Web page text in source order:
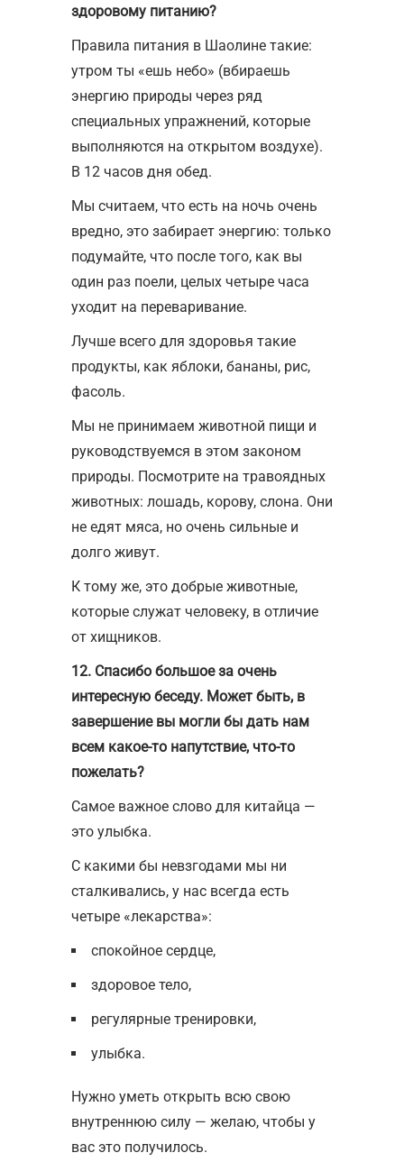
здоровому питанию?
Правила питания в Шаолине такие:
утром ты «ешь небо» (вбираешь
энергию природы через ряд
специальных упражнений, которые
выполняются на открытом воздухе).
В 12 часов дня обед.
Мы считаем, что есть на ночь очень
вредно, это забирает энергию: только
подумайте, что после того, как вы
один раз поели, целых четыре часа
уходит на переваривание.
Лучше всего для здоровья такие
продукты, как яблоки, бананы, рис,
фасоль.
Мы не принимаем животной пищи и
руководствуемся в этом законом
природы. Посмотрите на травоядных
животных: лошадь, корову, слона. Они
не едят мяса, но очень сильные и
долго живут.
К тому же, это добрые животные,
которые служат человеку, в отличие
от хищников.
12. Спасибо большое за очень
интересную беседу. Может быть, в
завершение вы могли бы дать нам
всем какое-то напутствие, что-то
пожелать?
Самое важное слово для китайца —
это улыбка.
С какими бы невзгодами мы ни
сталкивались, у нас всегда есть
четыре «лекарства»:
спокойное сердце,
здоровое тело,
регулярные тренировки,
улыбка.
Нужно уметь открыть всю свою
внутреннюю силу — желаю, чтобы у
вас это получилось.